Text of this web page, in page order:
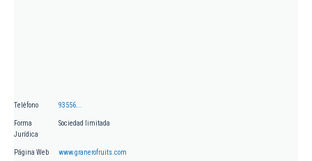
Teléfono 93556...
Forma
Jurídica
Sociedad limitada
Página Web www.granerofruits.com